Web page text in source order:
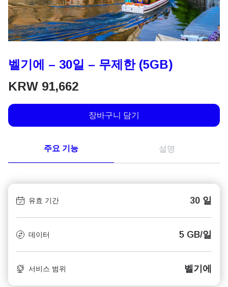
벨기에 – 30일 – 무제한 (5GB)
KRW 91,662
장바구니 담기
주요 기능 설명
유효 기간 30 일
데이터 5 GB/일
서비스 범위 벨기에